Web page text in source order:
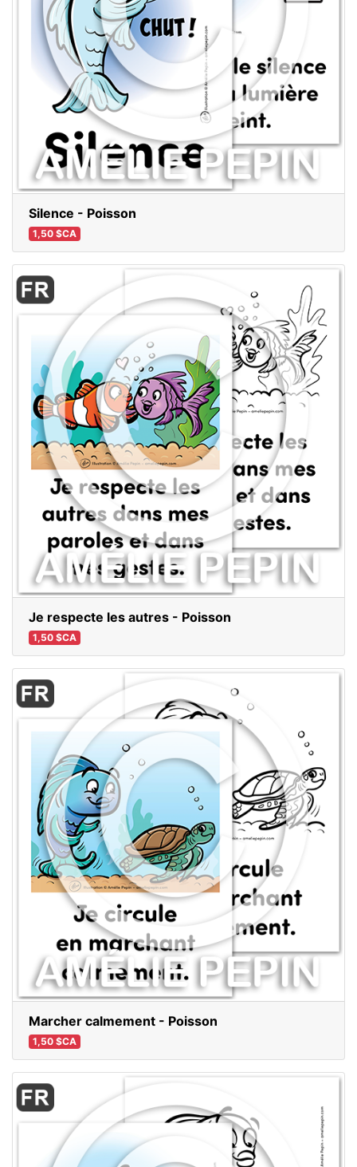
Silence - Poisson
1,50 $CA
Je respecte les autres - Poisson
1,50 $CA
Marcher calmement - Poisson
1,50 $CA